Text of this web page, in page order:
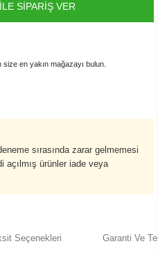
SİPARİŞ VER
en yakın mağazayı bulun.
sırasında zarar gelmemesi
açılmış ürünler iade veya
Seçenekleri Garanti Ve